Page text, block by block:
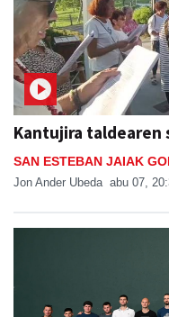
Kantujira taldearen
SAN ESTEBAN JAIAK
Jon Ander Ubeda abu 07,